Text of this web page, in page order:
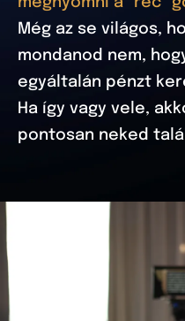
Még az se világos,
mondanod nem,
egyáltalán pénzt
Ha így vagy vele,
pontosan neked